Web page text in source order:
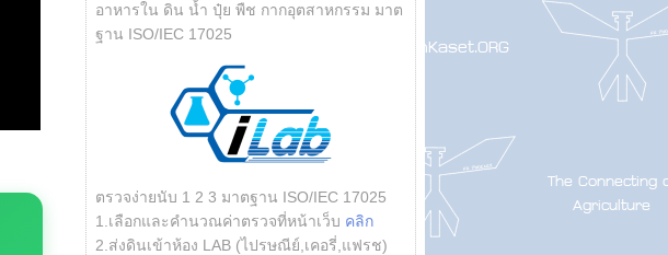
อาหารใน ดิน น้ำ ปุ๋ย พืช กากอุตสาหกรรม มาต
ฐาน ISO/IEC 17025
ตรวจง่ายนับ 1 2 3 มาตฐาน ISO/IEC 17025
1.เลือกและคำนวณค่าตรวจที่หน้าเว็บ คลิก
2.ส่งดินเข้าห้อง LAB (ไปรษณีย์,เคอรี่,แฟรช)